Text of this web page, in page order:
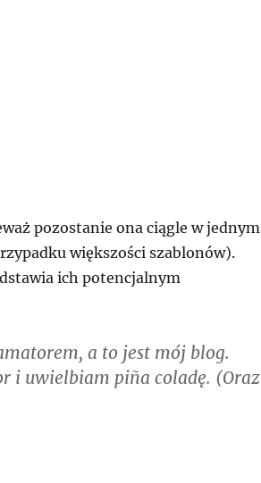
pozostanie ona ciągle w jednym
większości szablonów).
ich potencjalnym
a to jest mój blog.
i uwielbiam piña coladę. (Oraz